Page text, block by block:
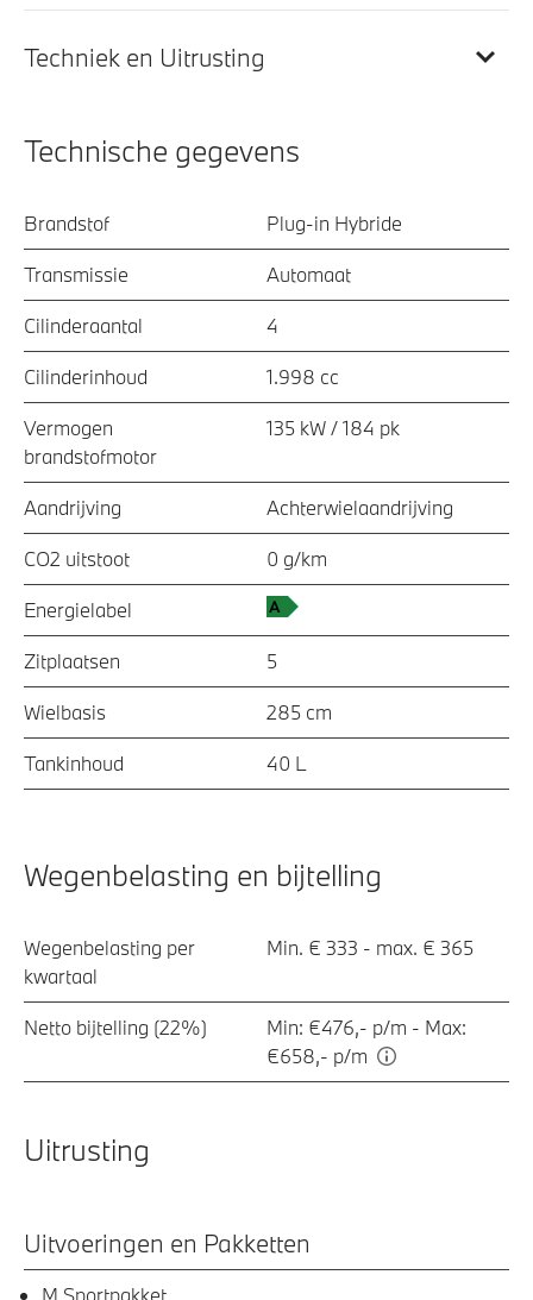
Techniek en Uitrusting
Technische gegevens
Brandstof Plug-in Hybride
Transmissie Automaat
Cilinderaantal 4
Cilinderinhoud 1.998 cc
Vermogen
brandstofmotor
135 kW / 184 pk
Aandrijving Achterwielaandrijving
CO2 uitstoot 0 g/km
Energielabel
Zitplaatsen 5
Wielbasis 285 cm
Tankinhoud 40 L
Wegenbelasting en bijtelling
Wegenbelasting per
kwartaal
Min. € 333 - max. € 365
Netto bijtelling (22%)
Min: €476,- p/m - Max:
€658,- p/m
Uitrusting
Uitvoeringen en Pakketten